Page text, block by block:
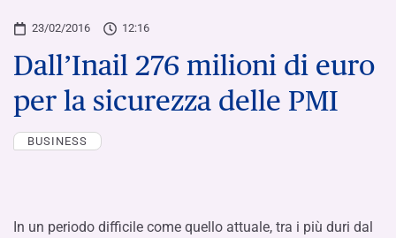
23/02/2016 12:16
Dall’Inail 276 milioni di euro
per la sicurezza delle PMI
BUSINESS
In un periodo difficile come quello attuale, tra i più duri dal